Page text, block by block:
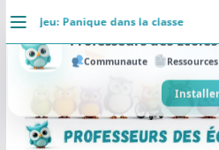
DÉCOUVRIR
Se connecter
Jeu: Panique dans la classe
Passer
contenu
Professeurs des Ecoles
Ressources
Installer